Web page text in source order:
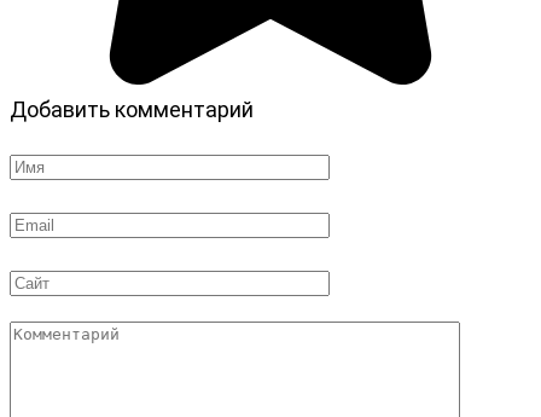
Добавить комментарий
Имя
Email
Сайт
Комментарий